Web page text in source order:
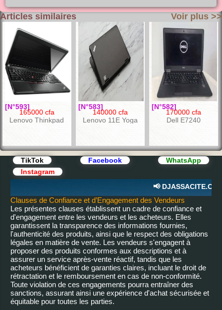
Articles similaires Voir plus >>
[N°593]
165000 cfa
Lenovo Thinkpad
[N°583]
140000 cfa
Lenovo 11E Yoga
[N°582]
170000 cfa
Dell E7240
[N°581]
155000 cfa
Lenovo T430s
[N°580]
165000 cfa
HP probook 4440s
[N°579]
175000 cfa
Ordinateur portable:
HP probook 4530s
TikTok Facebook
WhatsApp
Instagram
📢
Clauses de Confiance et d’Engagement des Vendeurs
Les présentes clauses établissent un cadre de confiance et
d'engagement entre les vendeurs et les acheteurs. Elles
garantissent la transparence des informations fournies,
l'authenticité des produits, ainsi que le respect des obligations
légales en matière de vente. Les vendeurs s'engagent à
proposer des produits conformes aux descriptions et à
assurer un service après-vente réactif, tandis que les
acheteurs bénéficient de garanties claires, incluant le droit de
rétractation et le remboursement en cas de non-conformité.
Toute violation de ces engagements pourra entraîner des
sanctions, assurant ainsi une expérience d'achat sécurisée et
équitable pour toutes les parties.